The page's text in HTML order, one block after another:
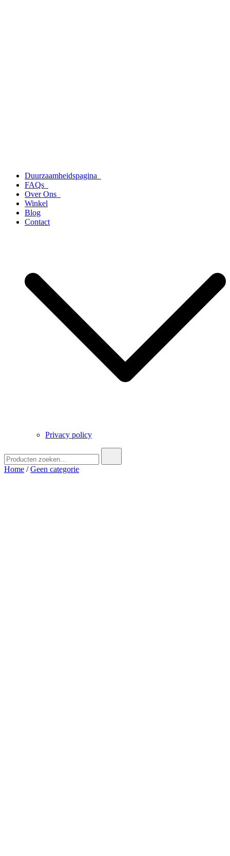
Duurzaamheidspagina
FAQs
Over Ons
Winkel
Blog
Contact
Privacy policy
naar:
Home /Geen categorie